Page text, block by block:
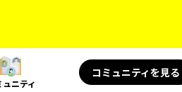
ュニティ
コミュニティを見る